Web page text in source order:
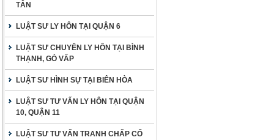
TÂN
LUẬT SƯ LY HÔN TẠI QUẬN 6
LUẬT SƯ CHUYÊN LY HÔN TẠI BÌNH
THẠNH, GÒ VẤP
LUẬT SƯ HÌNH SỰ TẠI BIÊN HÒA
LUẬT SƯ TƯ VẤN LY HÔN TẠI QUẬN
10, QUẬN 11
LUẬT SƯ TƯ VẤN TRANH CHẤP CỐ